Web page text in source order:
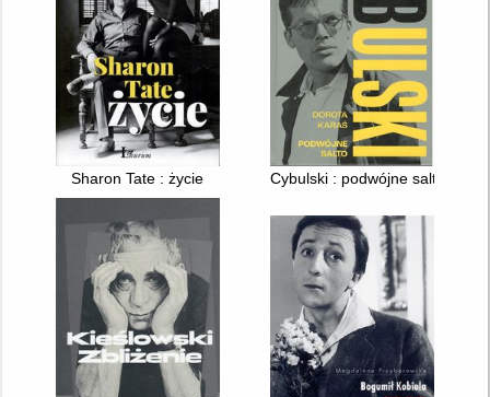
Sharon Tate : życie Cybulski : podwójne salto